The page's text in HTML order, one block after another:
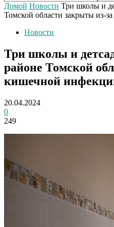
Домой Новости Три школы и
Томской области закрыты из-
Новости
Три школы и
районе Томской
кишечной
20.04.2024
0
249